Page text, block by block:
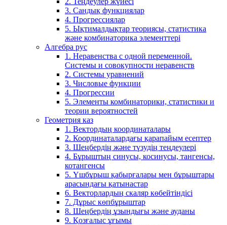
3. Сандық функциялар
4. Прогрессиялар
5. Ықтималдықтар теориясы, статистика
және комбинаторика элементтері
Алгебра рус
1. Неравенства с одной переменной.
Системы и совокупности неравенств
2. Системы уравнений
3. Числовые функции
4. Прогрессии
5. Элементы комбинаторики, статистики и
теории вероятностей
Геометрия каз
1. Вектордың координаталары
2. Координаталардағы қарапайым есептер
3. Шеңбердің және түзудің теңдеулері
4. Бұрыштың синусы, косинусы, тангенсы,
котангенсы
5. Үшбұрыш қабырғалары мен бұрыштары
арасындағы қатынастар
6. Векторлардың скаляр көбейтіндісі
7. Дұрыс көпбұрыштар
8. Шеңбердің ұзындығы және ауданы
9. Қозғалыс ұғымы